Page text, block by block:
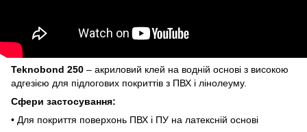
Teknobond 250 – акриловий клей на водній основі з високою
адгезією для підлогових покриттів з ПВХ і лінолеуму.
Сфери застосування:
• Для покриття поверхонь ПВХ і ПУ на латексній основі